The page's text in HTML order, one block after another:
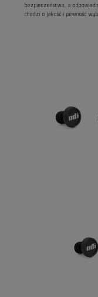
bezpieczeństwa, a
chodzi o jakość i pewność